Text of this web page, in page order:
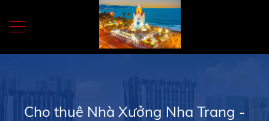
Cho thuê Nhà Xưởng Nha Trang -